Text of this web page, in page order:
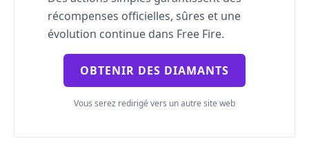
récompenses officielles, sûres et une
évolution continue dans Free Fire.
OBTENIR DES DIAMANTS
Vous serez redirigé vers un autre site web